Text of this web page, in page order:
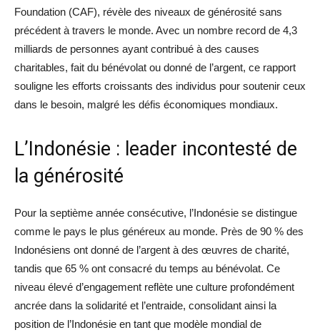
Foundation (CAF), révèle des niveaux de générosité sans
précédent à travers le monde. Avec un nombre record de 4,3
milliards de personnes ayant contribué à des causes
charitables, fait du bénévolat ou donné de l’argent, ce rapport
souligne les efforts croissants des individus pour soutenir ceux
dans le besoin, malgré les défis économiques mondiaux.
L’Indonésie : leader incontesté de
la générosité
Pour la septième année consécutive, l’Indonésie se distingue
comme le pays le plus généreux au monde. Près de 90 % des
Indonésiens ont donné de l’argent à des œuvres de charité,
tandis que 65 % ont consacré du temps au bénévolat. Ce
niveau élevé d’engagement reflète une culture profondément
ancrée dans la solidarité et l’entraide, consolidant ainsi la
position de l’Indonésie en tant que modèle mondial de